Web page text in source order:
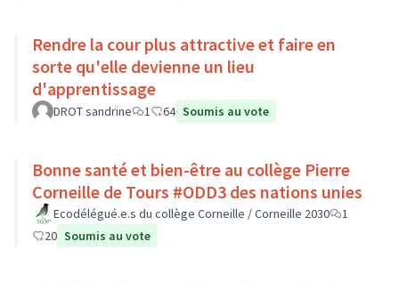
Rendre la cour plus attractive et faire en
sorte qu'elle devienne un lieu
d'apprentissage
DROT sandrine 1 64 Soumis au vote
Bonne santé et bien-être au collège Pierre
Corneille de Tours #ODD3 des nations unies
Ecodélégué.e.s du collège Corneille / Corneille 2030
1
20 Soumis au vote